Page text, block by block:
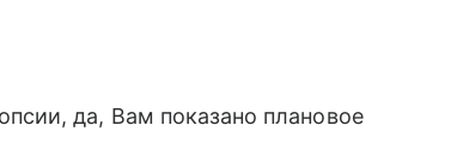
да, Вам показано плановое